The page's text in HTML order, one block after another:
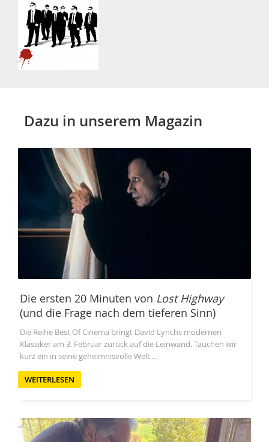
Dazu in unserem Magazin
Die ersten 20 Minuten von Lost Highway
(und die Frage nach dem tieferen Sinn)
Die Reihe Best Of Cinema bringt David Lynchs modernen
Klassiker am 3. Februar zurück auf die Leinwand. Tauchen wir
kurz ein in seine geheimnisvolle Welt …
WEITERLESEN